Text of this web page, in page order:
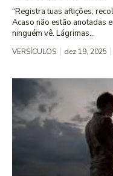
“Registra tuas aflições;
Acaso não estão anotadas em teu
ninguém vê. Lágrimas...
VERSÍCULOS dez 19, 2025